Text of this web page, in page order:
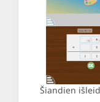
Šiandien